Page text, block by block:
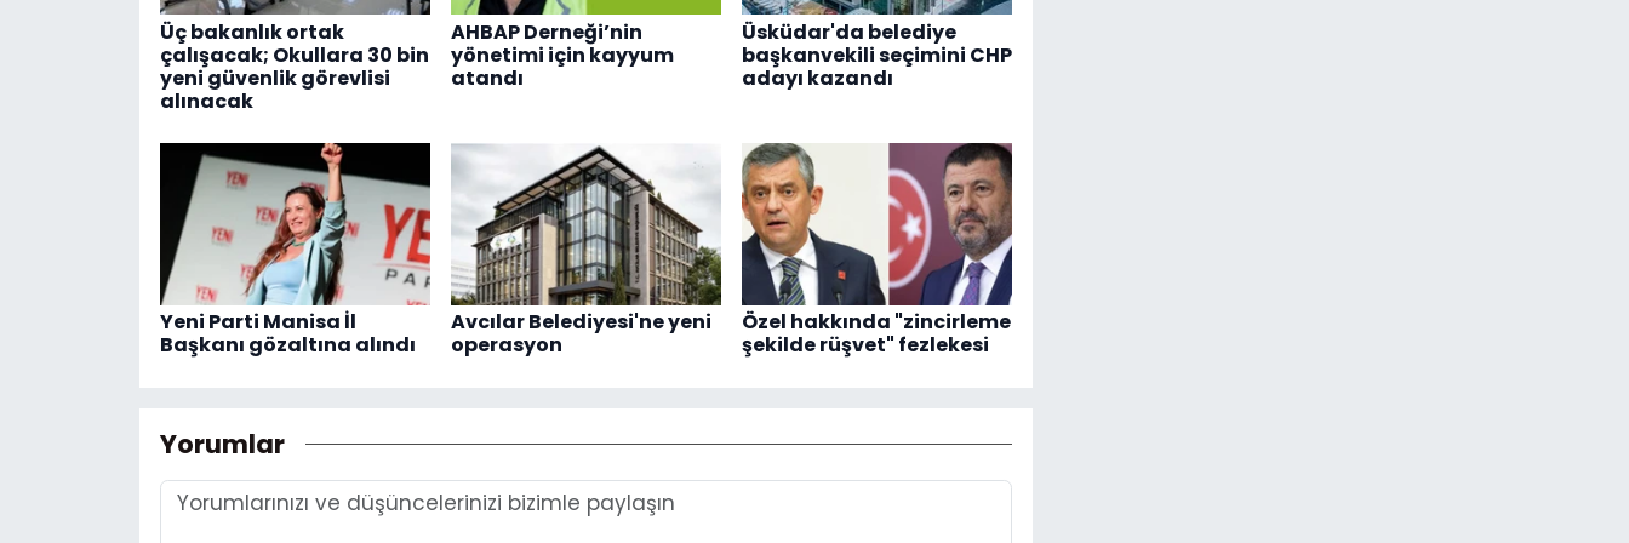
Üç bakanlık ortak
çalışacak; Okullara 30 bin
yeni güvenlik görevlisi
alınacak
AHBAP Derneği’nin
yönetimi için kayyum
atandı
Üsküdar'da belediye
başkanvekili seçimini CHP
adayı kazandı
Yeni Parti Manisa İl
Başkanı gözaltına alındı
Avcılar Belediyesi'ne yeni
operasyon
Özel hakkında "zincirleme
şekilde rüşvet" fezlekesi
Yorumlar